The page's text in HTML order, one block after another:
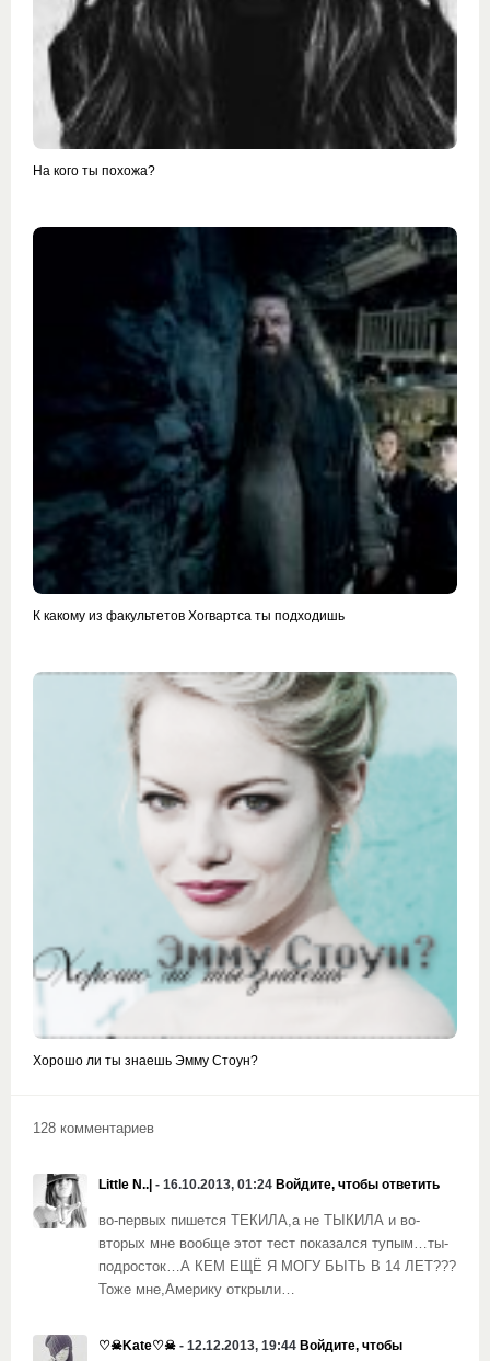
На кого ты похожа?
К какому из факультетов Хогвартса ты подходишь
Хорошо ли ты знаешь Эмму Стоун?
128 комментариев
Little N..| - 16.10.2013, 01:24 Войдите, чтобы ответить
во-первых пишется ТЕКИЛА,а не ТЫКИЛА и во-
вторых мне вообще этот тест показался тупым…ты-
подросток…А КЕМ ЕЩЁ Я МОГУ БЫТЬ В 14 ЛЕТ???
Тоже мне,Америку открыли…
♡☠Kate♡☠ - 12.12.2013, 19:44 Войдите, чтобы